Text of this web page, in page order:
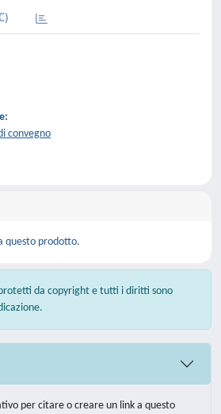
convegno
questo prodotto.
da copyright e tutti i diritti sono
per citare o creare un link a questo